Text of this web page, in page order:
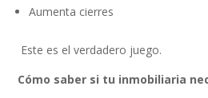
Aumenta cierres
Este es el verdadero juego.
Cómo saber si tu inmobiliaria